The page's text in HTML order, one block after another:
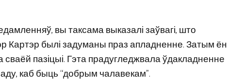
вы таксама выказалі заўвагі, што
Картэр былі задуманы праз апладненне. Затым ён
сваёй пазіцыі. Гэта прадугледжвала ўдакладненне
каб быць “добрым чалавекам”.